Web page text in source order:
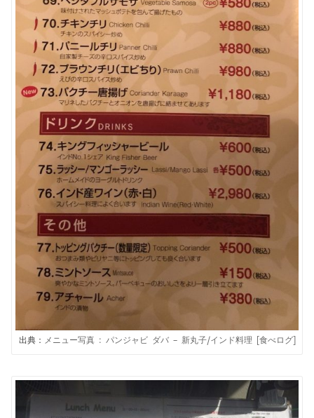
出典： メニュー写真 : パンジャビ ダバ – 新丸子/インド料理 [食べログ]